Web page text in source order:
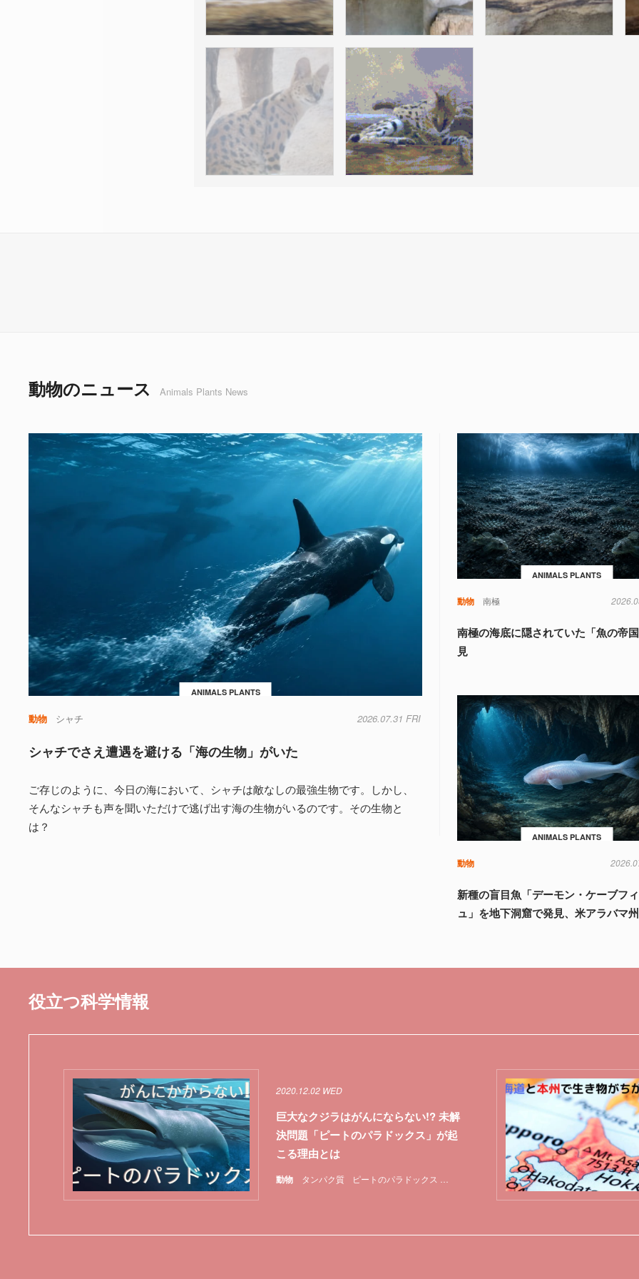
動物のニュース Animals Plants News
ANIMALS PLANTS
動物 シャチ 2026.07.31 FRI
シャチでさえ遭遇を避ける「海の生物」がいた
ご存じのように、今日の海において、シャチは敵なしの最強生物です。しかし、
そんなシャチも声を聞いただけで逃げ出す海の生物がいるのです。その生物と
は？
ANIMALS PLANTS
動物 南極
南極の海底に隠されていた「魚の帝
見
ANIMALS PLANTS
動物
新種の盲目魚「デーモン・ケーブフ
ュ」を地下洞窟で発見、米アラバマ州
役立つ科学情報
動物 タンパク質 ピートのパラドックス 未解決問題 特集 突然変異
2020.12.02 WED
巨大なクジラはがんにならない!? 未解
決問題「ピートのパラドックス」が起
こる理由とは